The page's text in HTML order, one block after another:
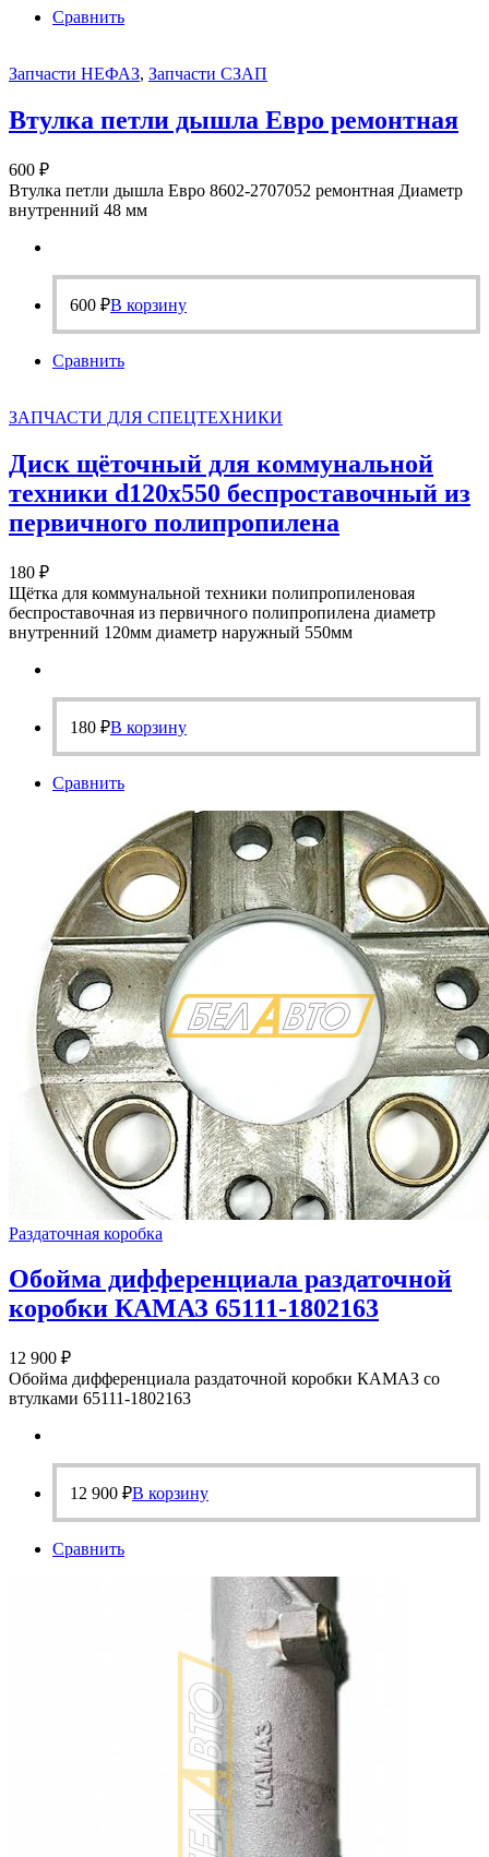
Сравнить
Запчасти НЕФАЗ, Запчасти СЗАП
Втулка петли дышла Евро ремонтная
600 ₽
Втулка петли дышла Евро 8602-2707052 ремонтная Диаметр
внутренний 48 мм
600 ₽В корзину
Сравнить
ЗАПЧАСТИ ДЛЯ СПЕЦТЕХНИКИ
Диск щёточный для коммунальной
техники d120х550 беспроставочный из
первичного полипропилена
180 ₽
Щётка для коммунальной техники полипропиленовая
беспроставочная из первичного полипропилена диаметр
внутренний 120мм диаметр наружный 550мм
180 ₽В корзину
Сравнить
Раздаточная коробка
Обойма дифференциала раздаточной
коробки КАМАЗ 65111-1802163
12 900 ₽
Обойма дифференциала раздаточной коробки КАМАЗ со
втулками 65111-1802163
12 900 ₽В корзину
Сравнить